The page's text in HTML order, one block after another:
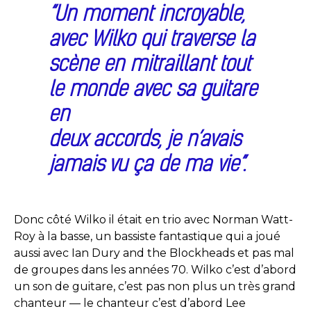
“Un moment incroyable,
avec Wilko qui traverse la
scène en mitraillant tout
le monde avec sa guitare
en
deux accords, je n’avais
jamais vu ça de ma vie”.
Donc côté Wilko il était en trio avec Norman Watt-
Roy à la basse, un bassiste fantastique qui a joué
aussi avec Ian Dury and the Blockheads et pas mal
de groupes dans les années 70. Wilko c’est d’abord
un son de guitare, c’est pas non plus un très grand
chanteur — le chanteur c’est d’abord Lee